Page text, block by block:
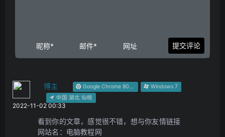
博主 Google Chrome 80.0.3987.163
Windows 7
中国 湖北 仙桃
2022-11-02 00:33
看到你的文章，感觉很不错，想与你友情链接
网站名：电脑教程网